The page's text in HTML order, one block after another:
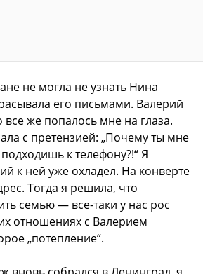
не могла не узнать Нина
его письмами. Валерий
все же попалось мне на глаза.
с претензией: „Почему ты мне
к телефону?!“ Я
к ней уже охладел. На конверте
Тогда я решила, что
семью — все-таки у нас рос
отношениях с Валерием
„потепление“.